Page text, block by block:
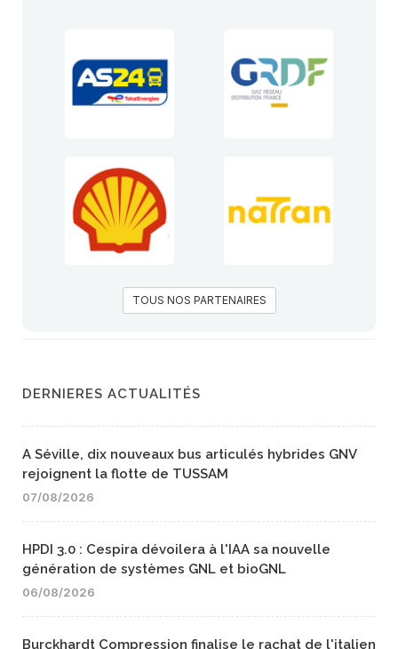
TOUS NOS PARTENAIRES
DERNIERES ACTUALITÉS
A Séville, dix nouveaux bus articulés hybrides GNV
rejoignent la flotte de TUSSAM
07/08/2026
HPDI 3.0 : Cespira dévoilera à l'IAA sa nouvelle
génération de systèmes GNL et bioGNL
06/08/2026
Burckhardt Compression finalise le rachat de l'italien